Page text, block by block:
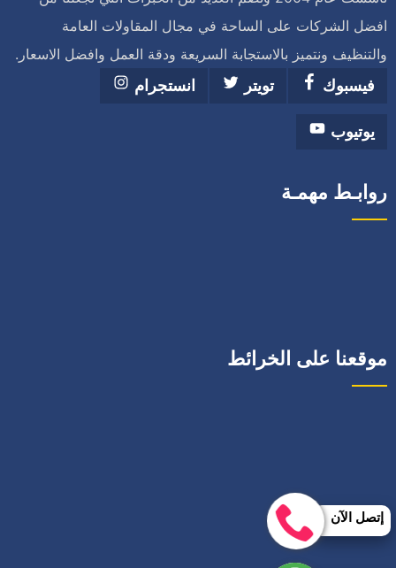
افضل الشركات على الساحة في مجال المقاولات العامة
والتنظيف ونتميز بالاستجابة السريعة ودقة العمل وافضل الاسعار.
فيسبوك
تويتر انستجرام
يوتيوب
روابـط مهمـة
موقعنا على الخرائط
إتصل الآن